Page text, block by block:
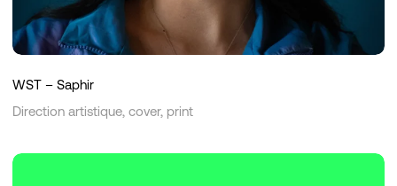
WST – Saphir
Direction artistique, cover, print
Fraum